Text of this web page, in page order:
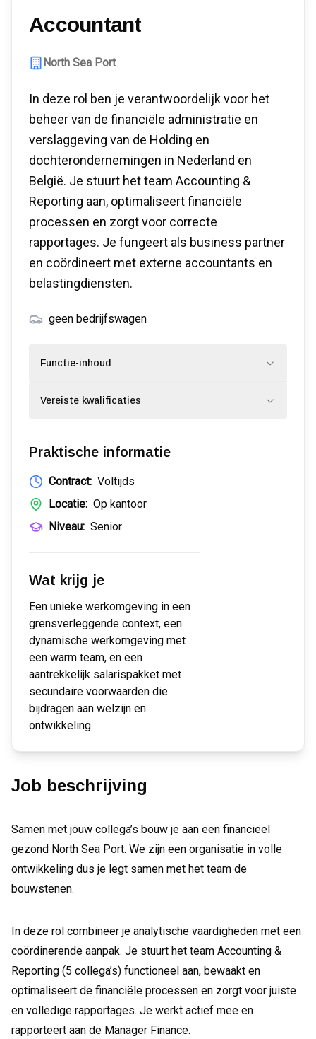
Accountant
North Sea Port
In deze rol ben je verantwoordelijk voor het
beheer van de financiële administratie en
verslaggeving van de Holding en
dochterondernemingen in Nederland en
België. Je stuurt het team Accounting &
Reporting aan, optimaliseert financiële
processen en zorgt voor correcte
rapportages. Je fungeert als business partner
en coördineert met externe accountants en
belastingdiensten.
geen bedrijfswagen
Functie-inhoud
Vereiste kwalificaties
Praktische informatie
Contract: Voltijds
Locatie: Op kantoor
Niveau: Senior
Wat krijg je
Een unieke werkomgeving in een
grensverleggende context, een
dynamische werkomgeving met
een warm team, en een
aantrekkelijk salarispakket met
secundaire voorwaarden die
bijdragen aan welzijn en
ontwikkeling.
Job beschrijving
Samen met jouw collega’s bouw je aan een financieel
gezond North Sea Port. We zijn een organisatie in volle
ontwikkeling dus je legt samen met het team de
bouwstenen.
In deze rol combineer je analytische vaardigheden met een
coördinerende aanpak. Je stuurt het team Accounting &
Reporting (5 collega’s) functioneel aan, bewaakt en
optimaliseert de financiële processen en zorgt voor juiste
en volledige rapportages. Je werkt actief mee en
rapporteert aan de Manager Finance.